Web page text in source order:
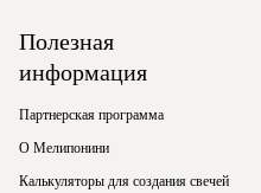
Полезная
информация
Партнерская программа
О Мелипонини
Калькуляторы для создания свечей